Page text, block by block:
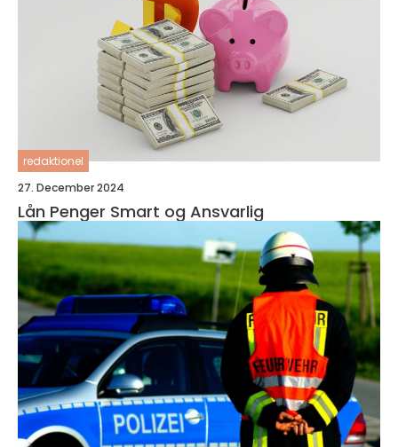
redaktionel
27. December 2024
Lån Penger Smart og Ansvarlig